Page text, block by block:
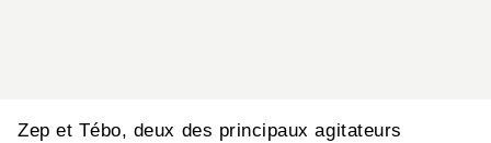
Zep et Tébo, deux des principaux agitateurs